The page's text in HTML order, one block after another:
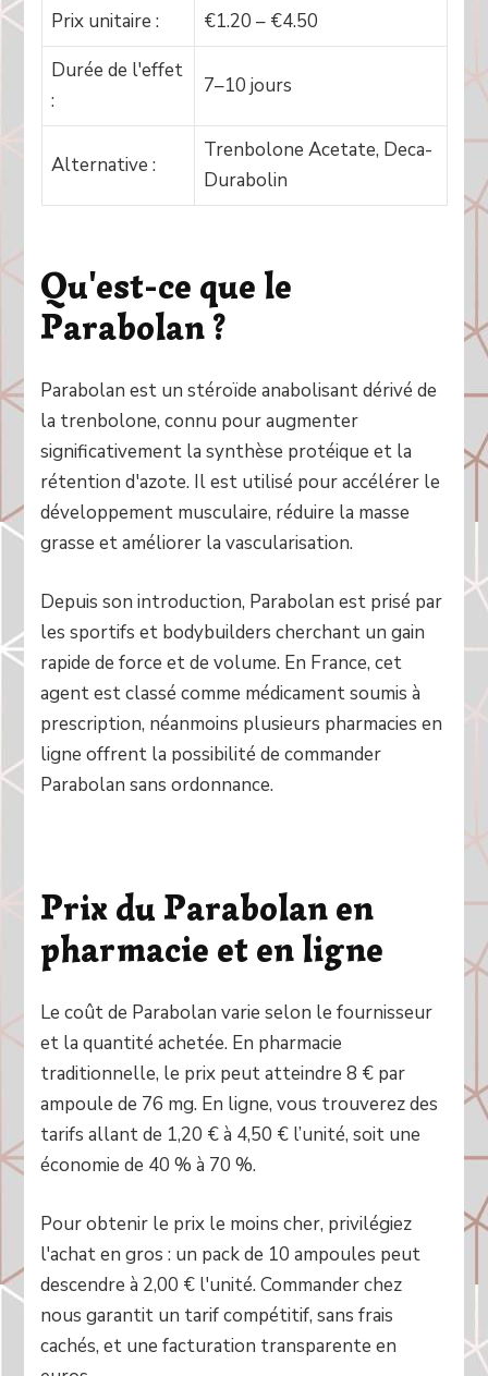
Prix unitaire :
€1.20 – €4.50
Durée de l'effet
:
7–10 jours
Alternative :
Trenbolone Acetate, Deca-
Durabolin
Qu'est-ce que le
Parabolan ?
Parabolan est un stéroïde anabolisant dérivé de
la trenbolone, connu pour augmenter
significativement la synthèse protéique et la
rétention d'azote. Il est utilisé pour accélérer le
développement musculaire, réduire la masse
grasse et améliorer la vascularisation.
Depuis son introduction, Parabolan est prisé par
les sportifs et bodybuilders cherchant un gain
rapide de force et de volume. En France, cet
agent est classé comme médicament soumis à
prescription, néanmoins plusieurs pharmacies en
ligne offrent la possibilité de commander
Parabolan sans ordonnance.
Prix du Parabolan en
pharmacie et en ligne
Le coût de Parabolan varie selon le fournisseur
et la quantité achetée. En pharmacie
traditionnelle, le prix peut atteindre 8 € par
ampoule de 76 mg. En ligne, vous trouverez des
tarifs allant de 1,20 € à 4,50 € l’unité, soit une
économie de 40 % à 70 %.
Pour obtenir le prix le moins cher, privilégiez
l'achat en gros : un pack de 10 ampoules peut
descendre à 2,00 € l'unité. Commander chez
nous garantit un tarif compétitif, sans frais
cachés, et une facturation transparente en